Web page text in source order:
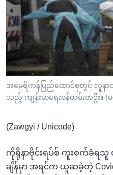
ပင်မ
အ
ညွန်း
စာမျက်နှာ
သို့
ကျော်
ကြည့်
ရှာဖွေ
နေရာ
မကြေးမုံရဲ့ အင်္ဂလိပ်စာ
ရုပ်ရှင်ထဲက အင်္ဂလိပ်စာ
သုတပဒေသာ အင်္ဂလိပ်စာ
ရေဒီယို
တီဗွီ
ရေဒီယိုနှင့်ရုပ်သံ အချက်အလက်မ
ရေဒီယို/တီဗွီအစီအစဉ်
Learning English
ဗွီအိုအေ လူမှုကွန်ယက်များ
ဘာသာစကားများ
အမေရိကန်ပြည်ထောင်စုတွင် လူနာတ
သည့် ကျန်းမာရေးဝန်ထမ်းတဦး။ (
(Zawgyi / Unicode)
ကိုရိုနာဗိုင်းရပ်စ် ကူးစက်ခံရ
ချိန်မှာ အရင်က ယူဆခဲ့တဲ့